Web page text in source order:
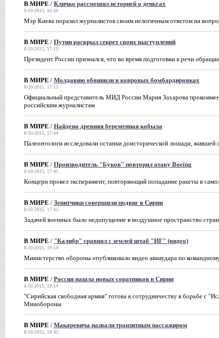
В МИРЕ / Кличко рассмешил историей о деньгах
8-10-2015, 16:59
Мэр Киева поразил журналистов своим нелогичным ответом на
В МИРЕ / Путин раскрыл секрет своих выступлений
8-10-2015, 17:13
Президент России признался, что во время подготовки к речи
В МИРЕ / Молдавию обвинили в ковровых бомбардировках
8-10-2015, 17:15
Официальный представитель МИД России Мария Захарова
российским журналистам
В МИРЕ / Найдена древняя беременная кобыла
8-10-2015, 17:44
Палеонтологи исследовали останки доисторической лошади, жившей
В МИРЕ / Производитель "Буков" повторил атаку Boeing
8-10-2015, 17:45
Концерн провел эксперимент, повторяющий попадание ракеты в
В МИРЕ / Зенитчики совершили подвиг в Сирии
8-10-2015, 17:45
Задачей военных было недопущение в воздушное пространство
В МИРЕ / "Калибр" сравнял с землей штаб "ИГ" (видео)
8-10-2015, 19:14
Министерство обороны опубликовало видео авиаудара по
В МИРЕ / Россия нашла новых соратников в Сирии
8-10-2015, 19:14
"Сирийская свободная армия" готова к сотрудничеству в борьбе с
Минобороны
В МИРЕ / Макаревича назвали транзитным пассажиром
8-10-2015, 19:43